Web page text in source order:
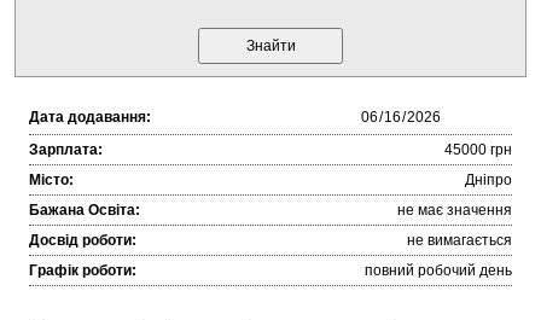
Дата додавання:
Зарплата:
45000 грн
Місто:
Дніпро
Бажана Освіта:
не має значення
Досвід роботи:
не вимагається
Графік роботи:
повний робочий день